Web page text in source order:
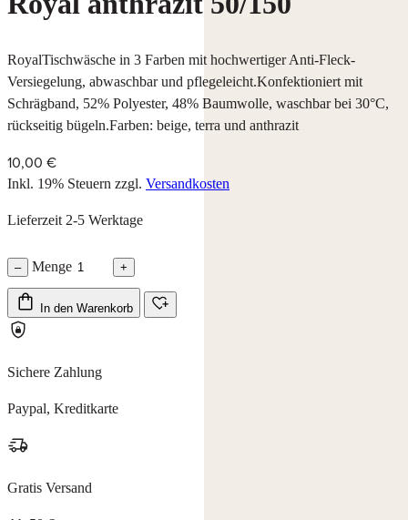
RoyalTischwäsche in 3 Farben mit hochwertiger Anti-Fleck-
Versiegelung, abwaschbar und pflegeleicht.Konfektioniert mit
Schrägband, 52% Polyester, 48% Baumwolle, waschbar bei 30°C,
rückseitig bügeln.Farben: beige, terra und anthrazit
10,00 €
Inkl. 19% Steuern zzgl. Versandkosten
Lieferzeit 2-5 Werktage
– Menge +
In den Warenkorb
Sichere Zahlung
Paypal, Kreditkarte
Gratis Versand